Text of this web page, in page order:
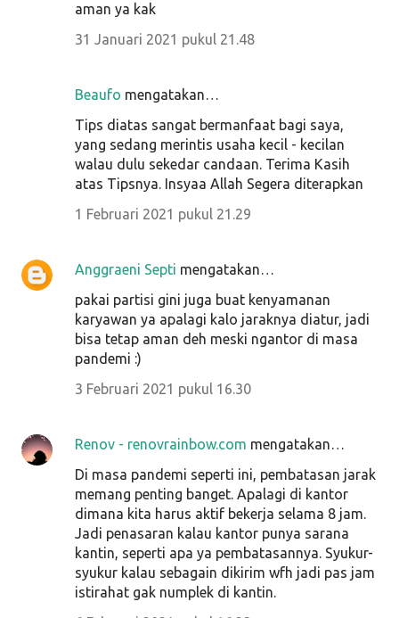
aman ya kak
31 Januari 2021 pukul 21.48
Beaufo mengatakan…
Tips diatas sangat bermanfaat bagi saya,
yang sedang merintis usaha kecil - kecilan
walau dulu sekedar candaan. Terima Kasih
atas Tipsnya. Insyaa Allah Segera diterapkan
1 Februari 2021 pukul 21.29
Anggraeni Septi mengatakan…
pakai partisi gini juga buat kenyamanan
karyawan ya apalagi kalo jaraknya diatur, jadi
bisa tetap aman deh meski ngantor di masa
pandemi :)
3 Februari 2021 pukul 16.30
Renov - renovrainbow.com mengatakan…
Di masa pandemi seperti ini, pembatasan jarak
memang penting banget. Apalagi di kantor
dimana kita harus aktif bekerja selama 8 jam.
Jadi penasaran kalau kantor punya sarana
kantin, seperti apa ya pembatasannya. Syukur-
syukur kalau sebagain dikirim wfh jadi pas jam
istirahat gak numplek di kantin.